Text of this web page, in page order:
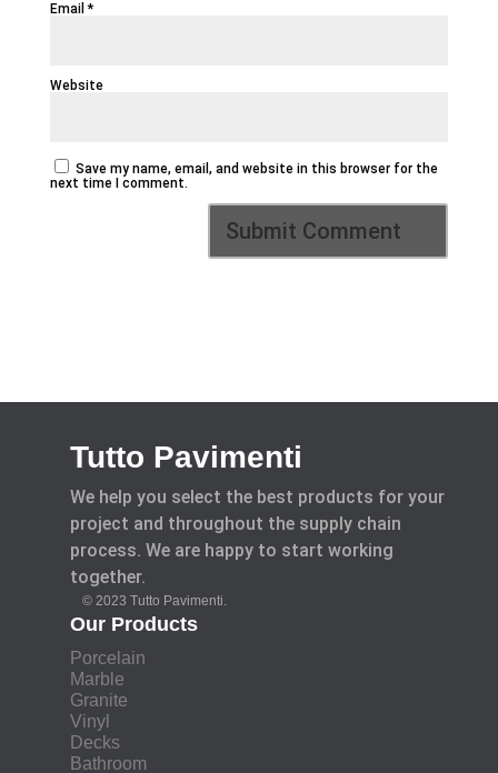
Email*
Website
Save my name, email, and website in this browser for the
next time I comment.
Tutto Pavimenti
We help you select the best products for your
project and throughout the supply chain
process. We are happy to start working
together.
© 2023 Tutto Pavimenti.
Our Products
Porcelain
Marble
Granite
Vinyl
Decks
Bathroom